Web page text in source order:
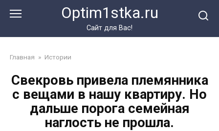
Optim1stka.ru
Сайт для Вас!
Главная » Истории
Свекровь привела племянника
с вещами в нашу квартиру. Но
дальше порога семейная
наглость не прошла.